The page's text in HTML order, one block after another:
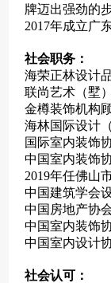
牌迈出强劲的
2017年成立广
社会职务：
海荣正林设计
联尚艺术（墅
金樽装饰机构
海林国际设计
国际室内装饰
中国室内装饰
2019年任佛山
中国建筑学会
中国房地产协
中国室内装饰
中国室内设计
社会认可：